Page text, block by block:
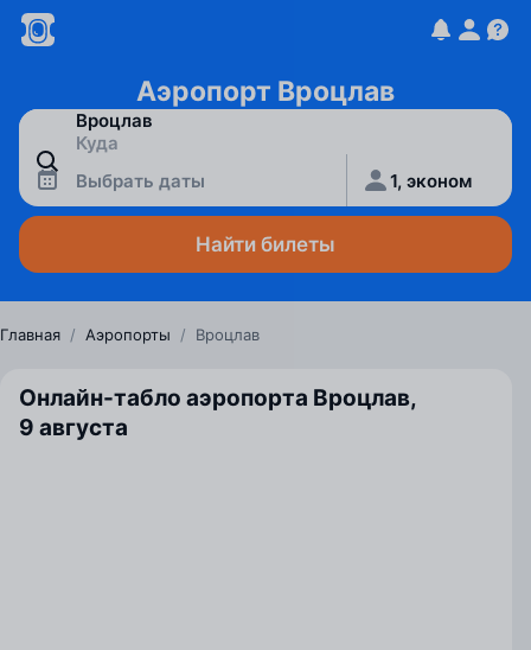
Аэропорт Вроцлав
Выбрать даты 1, эконом
Найти билеты
Главная / Аэропорты / Вроцлав
Онлайн-табло аэропорта Вроцлав,
9 августа